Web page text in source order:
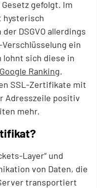
gefolgt. Im
hysterisch
DSGVO allerdings
ein
sich diese in
Google Ranking.
SSL-Zertifikate mit
Adresszeile positiv
mehr.
Layer“ und
von Daten, die
transportiert